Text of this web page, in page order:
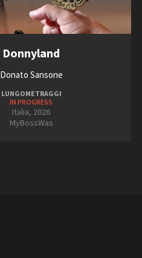
Donnyland
Donato Sansone
LUNGOMETRAGGI
IN PROGRESS
Italia, 2026
MyBossWas